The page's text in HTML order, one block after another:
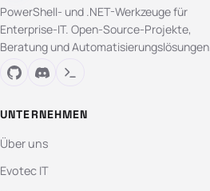
PowerShell- und .NET-Werkzeuge für
Enterprise-IT. Open-Source-Projekte,
Beratung und Automatisierungslösungen.
UNTERNEHMEN
Über uns
Evotec IT